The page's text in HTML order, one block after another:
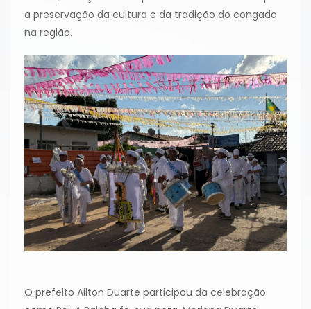
a preservação da cultura e da tradição do congado
na região.
O prefeito Ailton Duarte participou da celebração